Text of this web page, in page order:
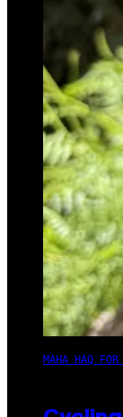
MAHA HAQ